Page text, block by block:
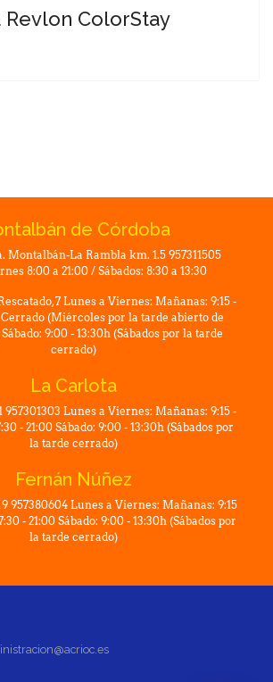
Revlon ColorStay
de Córdoba
Montalbán-La Rambla km. 1.5 957311505
8:00 a 21:00 / Sábados: 8:30 a 13:30
7 Lunes a Viernes: Mañanas: 9:15 -
Cerrado (Miércoles por la tarde abierto de
Sábado: 9:00 - 13:30h (Sábados por la tarde
cerrado)
La Carlota
957301303 Lunes a Viernes: Mañanas: 9:15 -
- 21:00 Sábado: 9:00 - 13:30h (Sábados por
la tarde cerrado)
Fernán Núñez
957380604 Lunes a Viernes: Mañanas: 9:15
- 21:00 Sábado: 9:00 - 13:30h (Sábados por
la tarde cerrado)